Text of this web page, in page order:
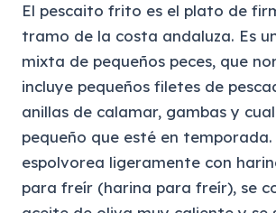
El pescaito frito es el plato de
tramo de la costa andaluza. Es
mixta de pequeños peces, que
incluye pequeños filetes de
anillas de calamar, gambas y
pequeño que esté en temporada.
espolvorea ligeramente con
para freír (harina para freír), se